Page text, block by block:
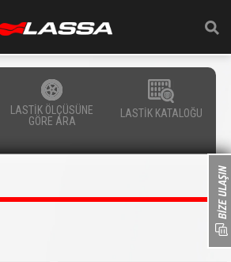
LASTİK ÖLÇÜSÜNE
GÖRE ARA
LASTİK KATALOĞU